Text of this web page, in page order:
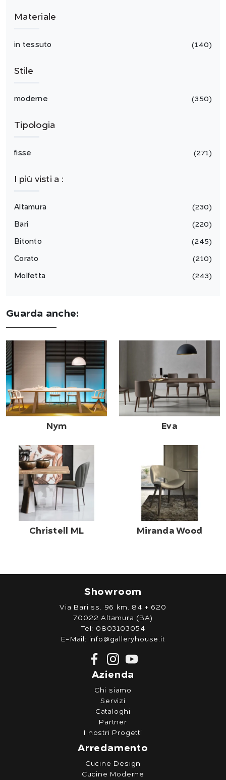
Materiale
in tessuto 140
Stile
moderne 350
Tipologia
fisse 271
I più visti a :
Altamura 230
Bari 220
Bitonto 245
Corato 210
Molfetta 243
Guarda anche:
Nym Eva
Christell ML Miranda Wood
Showroom
Via Bari ss. 96 km. 84 + 620
70022 Altamura (BA)
Tel: 0803103054
E-Mail: info@galleryhouse.it
Azienda
Chi siamo
Servizi
Cataloghi
Partner
I nostri Progetti
Arredamento
Cucine Design
Cucine Moderne